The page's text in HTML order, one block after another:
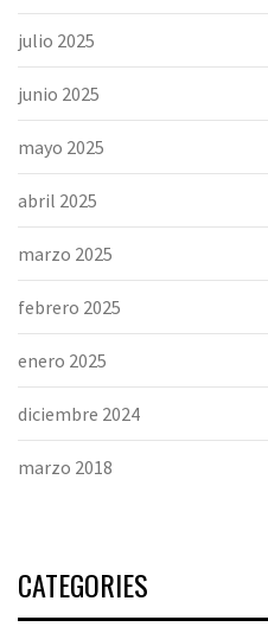
julio 2025
junio 2025
mayo 2025
abril 2025
marzo 2025
febrero 2025
enero 2025
diciembre 2024
marzo 2018
CATEGORIES